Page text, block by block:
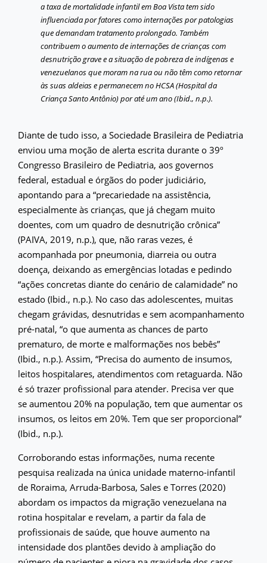
a taxa de mortalidade infantil em Boa Vista tem sido
influenciada por fatores como internações por patologias
que demandam tratamento prolongado. Também
contribuem o aumento de internações de crianças com
desnutrição grave e a situação de pobreza de indígenas e
venezuelanos que moram na rua ou não têm como retornar
às suas aldeias e permanecem no HCSA (Hospital da
Criança Santo Antônio) por até um ano (Ibid., n.p.).
Diante de tudo isso, a Sociedade Brasileira de Pediatria
enviou uma moção de alerta escrita durante o 39º
Congresso Brasileiro de Pediatria, aos governos
federal, estadual e órgãos do poder judiciário,
apontando para a “precariedade na assistência,
especialmente às crianças, que já chegam muito
doentes, com um quadro de desnutrição crônica”
(PAIVA, 2019, n.p.), que, não raras vezes, é
acompanhada por pneumonia, diarreia ou outra
doença, deixando as emergências lotadas e pedindo
“ações concretas diante do cenário de calamidade” no
estado (Ibid., n.p.). No caso das adolescentes, muitas
chegam grávidas, desnutridas e sem acompanhamento
pré-natal, “o que aumenta as chances de parto
prematuro, de morte e malformações nos bebês”
(Ibid., n.p.). Assim, “Precisa do aumento de insumos,
leitos hospitalares, atendimentos com retaguarda. Não
é só trazer profissional para atender. Precisa ver que
se aumentou 20% na população, tem que aumentar os
insumos, os leitos em 20%. Tem que ser proporcional”
(Ibid., n.p.).
Corroborando estas informações, numa recente
pesquisa realizada na única unidade materno-infantil
de Roraima, Arruda-Barbosa, Sales e Torres (2020)
abordam os impactos da migração venezuelana na
rotina hospitalar e revelam, a partir da fala de
profissionais de saúde, que houve aumento na
intensidade dos plantões devido à ampliação do